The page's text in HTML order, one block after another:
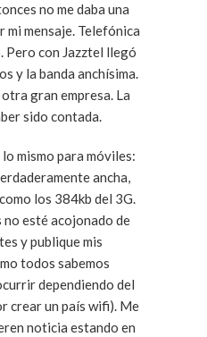
no me daba una
mensaje. Telefónica
y la banda anchísima.
gran empresa. La
sido contada.
mismo para móviles:
ancha,
los 384kb del 3G.
no esté acojonado de
y publique mis
todos sabemos
dependiendo del
un país wifi). Me
noticia estando en